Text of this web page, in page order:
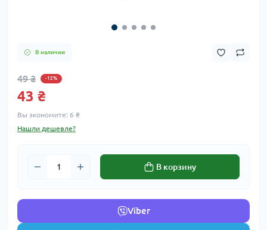
В наличии
49 ₴ -12%
43 ₴
Вы экономите: 6 ₴
Нашли дешевле?
В корзину
Viber